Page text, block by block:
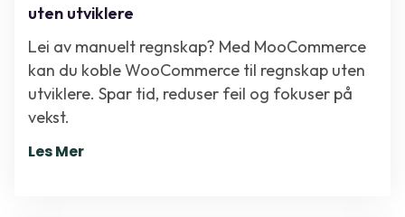
uten utviklere
Lei av manuelt regnskap? Med MooCommerce
kan du koble WooCommerce til regnskap uten
utviklere. Spar tid, reduser feil og fokuser på
vekst.
Les Mer